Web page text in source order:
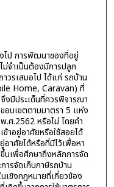
ไป การพัฒนาของที่อยู่
จำเป็นต้องมีการปลูก
รเสมอไป ได้แก่ รถบ้าน
Home, Caravan) ที่
งมีประเด็นที่ควรพิจารณา
อบเขตตามมาตรา 5 แห่ง
ศ.2562 หรือไม่ โดยคำ
าอยู่อาศัยหรือใช้สอยได้
าศัยได้หรือที่มีไว้เพื่อหา
นเพื่อศึกษาถึงหลักการจัด
ารจัดเก็บภาษีรถบ้าน
เชิงกฎหมายที่เกี่ยวข้อง